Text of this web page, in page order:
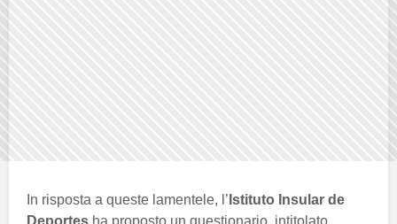
In risposta a queste lamentele, l’ Istituto Insular de
Deportes ha proposto un questionario, intitolato